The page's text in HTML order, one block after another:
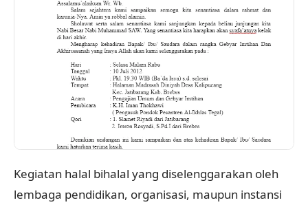
Kegiatan halal bihalal yang diselenggarakan oleh
lembaga pendidikan, organisasi, maupun instansi